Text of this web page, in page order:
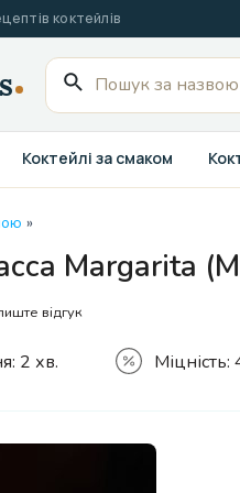
коктейлів
Пошук
для:
Коктейлі за смаком
»
Margarita
відгук
2 хв. Міцність: